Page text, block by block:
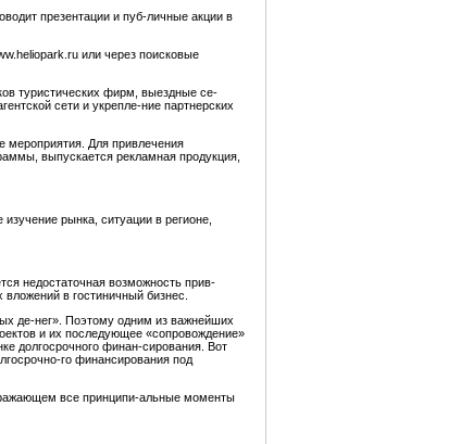
презентации и пуб-личные акции в
или через поисковые
туристических фирм, выездные се-
сети и укрепле-ние партнерских
мероприятия. Для привлечения
выпускается рекламная продукция,
рынка, ситуации в регионе,
недостаточная возможность прив-
в гостиничный бизнес.
де-нег». Поэтому одним из важнейших
и их последующее «сопровождение»
долгосрочного финан-сирования. Вот
го финансирования под
все принципи-альные моменты